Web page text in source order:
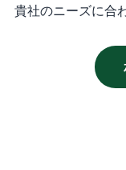
貴社のニーズに合